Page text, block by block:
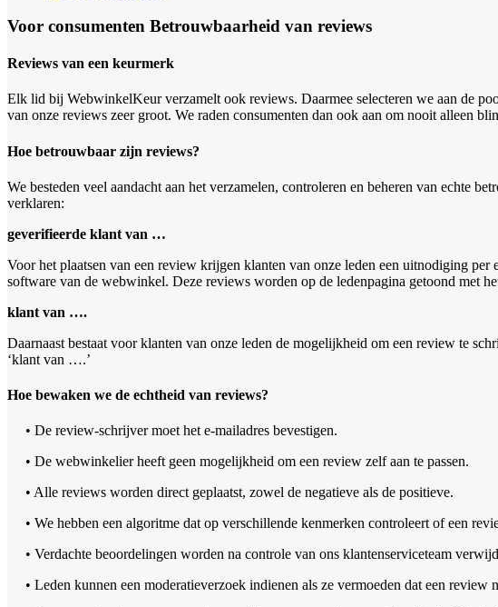
Voor consumenten Betrouwbaarheid van reviews
Reviews van een keurmerk
Elk lid bij WebwinkelKeur verzamelt ook reviews. Daarmee selecteren we aan de
van onze reviews zeer groot. We raden consumenten dan ook aan om nooit alleen
Hoe betrouwbaar zijn reviews?
We besteden veel aandacht aan het verzamelen, controleren en beheren van echte
verklaren:
geverifieerde klant van …
Voor het plaatsen van een review krijgen klanten van onze leden een uitnodiging
software van de webwinkel. Deze reviews worden op de ledenpagina getoond met
klant van ….
Daarnaast bestaat voor klanten van onze leden de mogelijkheid om een review te
‘klant van ….’
Hoe bewaken we de echtheid van reviews?
• De review-schrijver moet het e-mailadres bevestigen.
• De webwinkelier heeft geen mogelijkheid om een review zelf aan te passen.
• Alle reviews worden direct geplaatst, zowel de negatieve als de positieve.
• We hebben een algoritme dat op verschillende kenmerken controleert of een
• Verdachte beoordelingen worden na controle van ons klantenserviceteam
• Leden kunnen een moderatieverzoek indienen als ze vermoeden dat een